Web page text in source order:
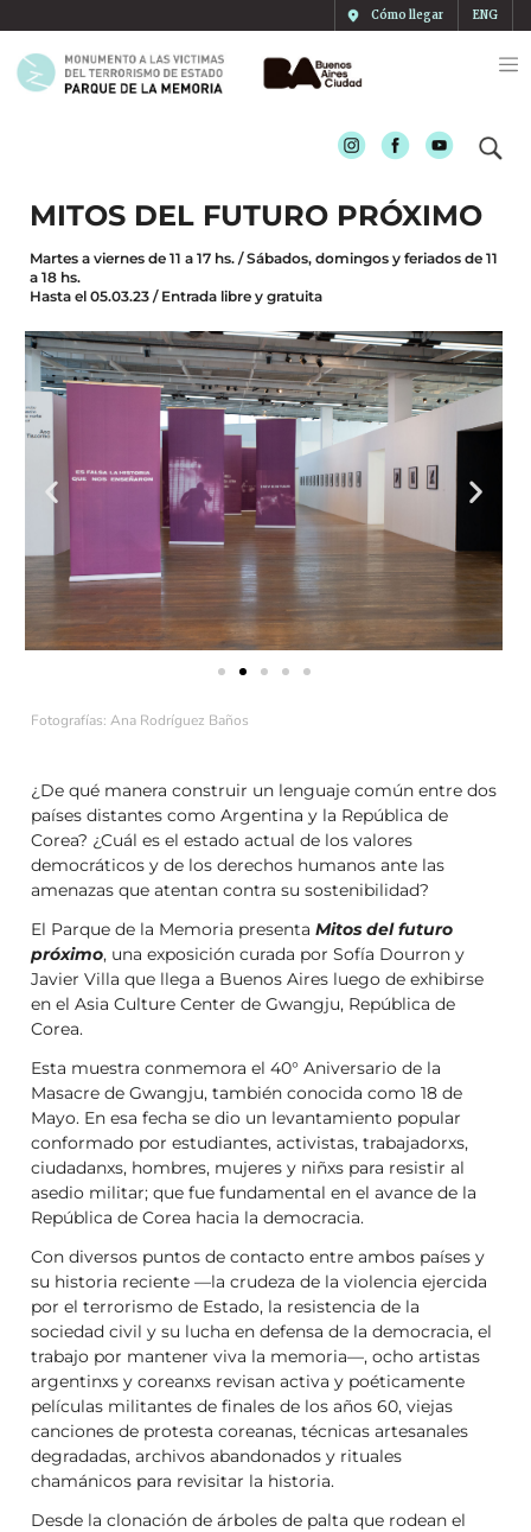
Cómo llegar ENG
InstagramFacebookYoutube
MITOS DEL FUTURO PRÓXIMO
Martes a viernes de 11 a 17 hs. / Sábados, domingos y feriados de 11
a 18 hs.
Hasta el 05.03.23 / Entrada libre y gratuita
Fotografías: Ana Rodríguez Baños
¿De qué manera construir un lenguaje común entre dos
países distantes como Argentina y la República de
Corea? ¿Cuál es el estado actual de los valores
democráticos y de los derechos humanos ante las
amenazas que atentan contra su sostenibilidad?
El Parque de la Memoria presenta Mitos del futuro
próximo, una exposición curada por Sofía Dourron y
Javier Villa que llega a Buenos Aires luego de exhibirse
en el Asia Culture Center de Gwangju, República de
Corea.
Esta muestra conmemora el 40° Aniversario de la
Masacre de Gwangju, también conocida como 18 de
Mayo. En esa fecha se dio un levantamiento popular
conformado por estudiantes, activistas, trabajadorxs,
ciudadanxs, hombres, mujeres y niñxs para resistir al
asedio militar; que fue fundamental en el avance de la
República de Corea hacia la democracia.
Con diversos puntos de contacto entre ambos países y
su historia reciente —la crudeza de la violencia ejercida
por el terrorismo de Estado, la resistencia de la
sociedad civil y su lucha en defensa de la democracia, el
trabajo por mantener viva la memoria—, ocho artistas
argentinxs y coreanxs revisan activa y poéticamente
películas militantes de finales de los años 60, viejas
canciones de protesta coreanas, técnicas artesanales
degradadas, archivos abandonados y rituales
chamánicos para revisitar la historia.
Desde la clonación de árboles de palta que rodean el